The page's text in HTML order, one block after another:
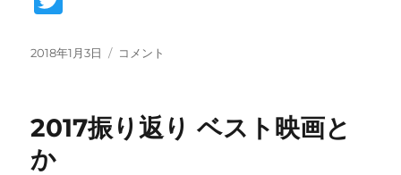
it
r
投
2018年1月3日
2017
り
私
コメント
2017振り返り ベスト映画と
か